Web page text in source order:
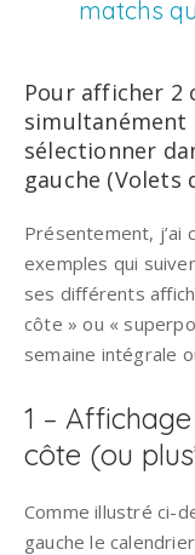
matchs
Pour afficher 2
simultanément
sélectionner
gauche (Volets
Présentement, j’ai
exemples qui
ses différents
côte » ou «
semaine intégrale
1 –
côte (ou
Comme illustré ci-
gauche le